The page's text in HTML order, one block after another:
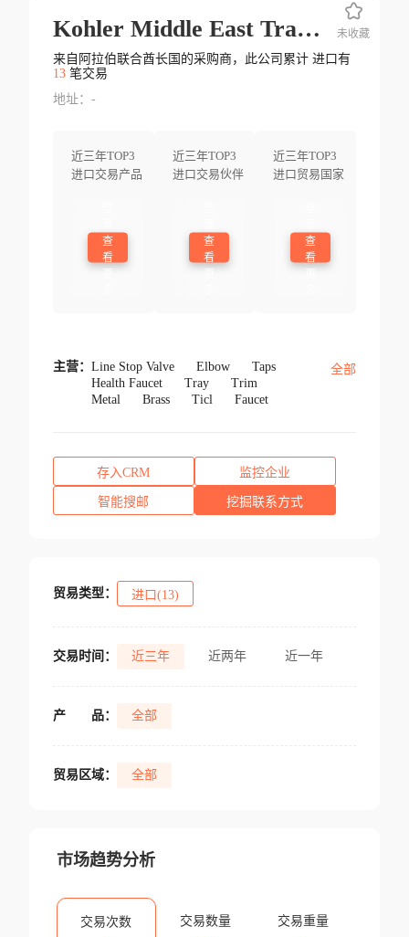
Kohler Middle East Trading Fzec O
来自阿拉伯联合酋长国的采购商，此公司累计 进口有
13笔交易
地址：-
近三年TOP3
进口交易产品
查
看
近三年TOP3
进口交易伙伴
查
看
近三年TOP3
进口贸易国家
查
看
未收藏
主营： Line Stop Valve Elbow
Taps
Health Faucet
Tray
Trim
Metal
Brass Ticl Faucet
全部
存入CRM 监控企业
智能搜邮 挖掘联系方式
贸易类型： 进口(13)
交易时间： 近三年 近两年 近一年
产 品： 全部
贸易区域： 全部
市场趋势分析
交易次数 交易数量 交易重量